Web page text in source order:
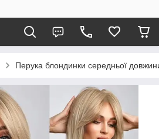
Перука блондинки середньої